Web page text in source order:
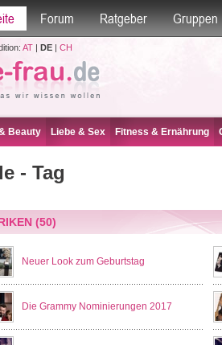
Forum Ratgeber Gruppen
AT| DE| CH
Beauty Liebe & Sex Fitness & Ernährung
- Tag
(50)
Neuer Look zum Geburtstag
Die Grammy Nominierungen 2017